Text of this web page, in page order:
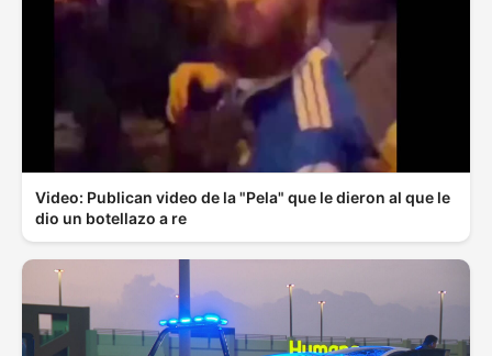
Video: Publican video de la "Pela" que le dieron al que le
dio un botellazo a re